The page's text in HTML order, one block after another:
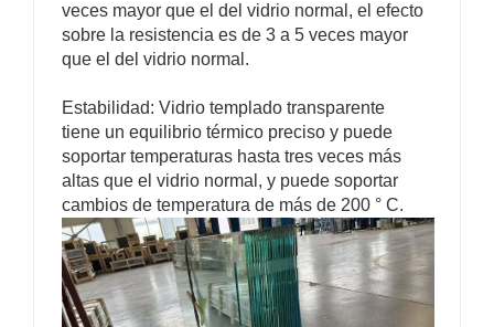
veces mayor que el del vidrio normal, el efecto
sobre la resistencia es de 3 a 5 veces mayor
que el del vidrio normal.
Estabilidad: Vidrio templado transparente
tiene un equilibrio térmico preciso y puede
soportar temperaturas hasta tres veces más
altas que el vidrio normal, y puede soportar
cambios de temperatura de más de 200 ° C.